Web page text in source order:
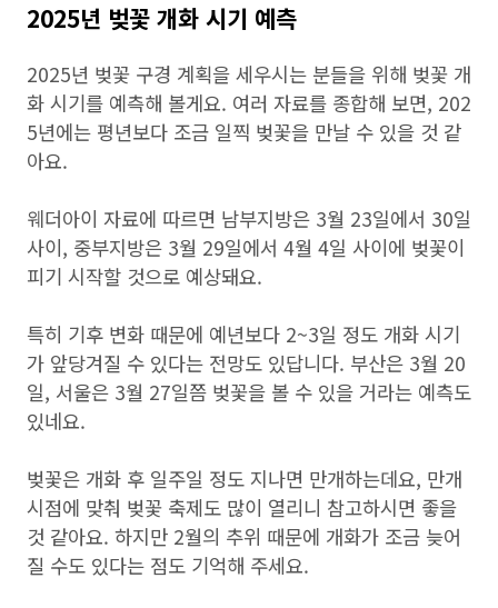
2025년 벚꽃 개화 시기 예측
2025년 벚꽃 구경 계획을 세우시는 분들을 위해 벚꽃 개
화 시기를 예측해 볼게요. 여러 자료를 종합해 보면, 202
5년에는 평년보다 조금 일찍 벚꽃을 만날 수 있을 것 같
아요.
웨더아이 자료에 따르면 남부지방은 3월 23일에서 30일
사이, 중부지방은 3월 29일에서 4월 4일 사이에 벚꽃이
피기 시작할 것으로 예상돼요.
특히 기후 변화 때문에 예년보다 2~3일 정도 개화 시기
가 앞당겨질 수 있다는 전망도 있답니다. 부산은 3월 20
일, 서울은 3월 27일쯤 벚꽃을 볼 수 있을 거라는 예측도
있네요.
벚꽃은 개화 후 일주일 정도 지나면 만개하는데요, 만개
시점에 맞춰 벚꽃 축제도 많이 열리니 참고하시면 좋을
것 같아요. 하지만 2월의 추위 때문에 개화가 조금 늦어
질 수도 있다는 점도 기억해 주세요.